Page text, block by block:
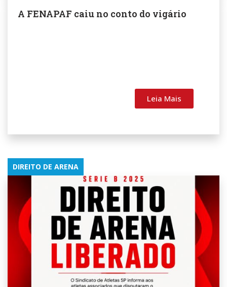
A FENAPAF caiu no conto do vigário
Leia Mais
DIREITO DE ARENA